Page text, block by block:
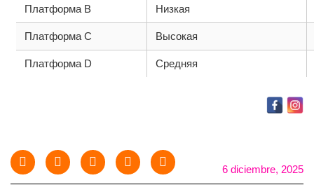
Платформа B Низкая
Платформа C Высокая
Платформа D Средняя
6 diciembre, 2025